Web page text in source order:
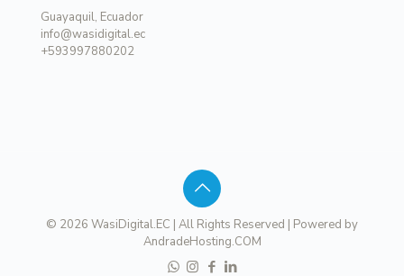
Guayaquil, Ecuador
info@wasidigital.ec
+593997880202
© 2026 WasiDigital.EC | All Rights Reserved | Powered by
AndradeHosting.COM